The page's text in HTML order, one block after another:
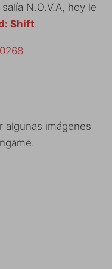
N.O.V.A, hoy le
Shift.
algunas imágenes